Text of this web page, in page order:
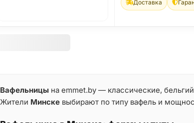
Доставка
Вафельницы на emmet.by — классические,
Жители Минске выбирают по типу вафель и